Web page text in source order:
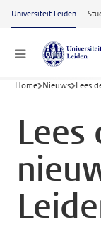
Ga naar
Universiteit Leiden
Menu
Home Nieuws Lees
Lees